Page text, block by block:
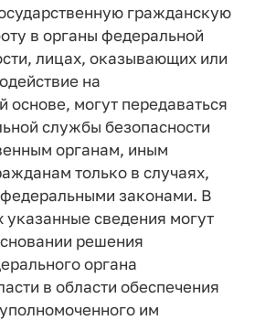
гражданскую
в органы федеральной
лицах, оказывающих или
на
основе, могут передаваться
службы безопасности
органам, иным
только в случаях,
законами. В
указанные сведения могут
решения
органа
в области обеспечения
им